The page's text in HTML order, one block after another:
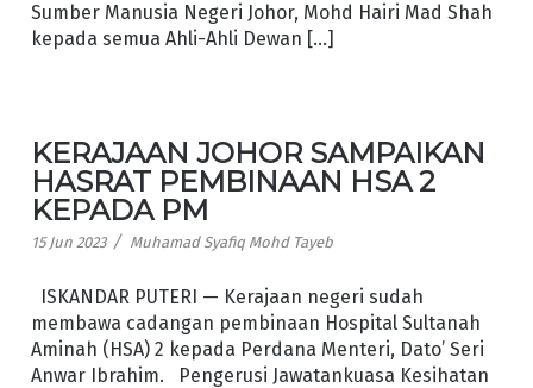
Sumber Manusia Negeri Johor, Mohd Hairi Mad Shah
kepada semua Ahli-Ahli Dewan […]
KERAJAAN JOHOR SAMPAIKAN
HASRAT PEMBINAAN HSA 2
KEPADA PM
15 Jun 2023 / Muhamad Syafiq Mohd Tayeb
ISKANDAR PUTERI — Kerajaan negeri sudah
membawa cadangan pembinaan Hospital Sultanah
Aminah (HSA) 2 kepada Perdana Menteri, Dato’ Seri
Anwar Ibrahim. Pengerusi Jawatankuasa Kesihatan